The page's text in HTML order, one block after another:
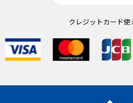
クレジットカード使